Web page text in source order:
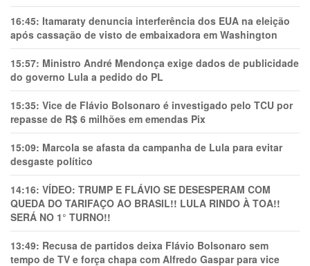
16:45: Itamaraty denuncia interferência dos EUA na eleição
após cassação de visto de embaixadora em Washington
15:57: Ministro André Mendonça exige dados de publicidade
do governo Lula a pedido do PL
15:35: Vice de Flávio Bolsonaro é investigado pelo TCU por
repasse de R$ 6 milhões em emendas Pix
15:09: Marcola se afasta da campanha de Lula para evitar
desgaste político
14:16: VÍDEO: TRUMP E FLÁVIO SE DESESPERAM COM
QUEDA DO TARIFAÇO AO BRASIL!! LULA RINDO À TOA!!
SERÁ NO 1° TURNO!!
13:49: Recusa de partidos deixa Flávio Bolsonaro sem
tempo de TV e força chapa com Alfredo Gaspar para vice